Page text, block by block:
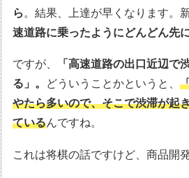
ら 。結果、上達が早くなります。
速道路に乗ったようにどんどん先
ですが、
「高速道路の出口近辺で
る」。 どういうことかというと、
やたら多いので、そこで渋滞が起
ているんですね。
これは将棋の話ですけど、商品開